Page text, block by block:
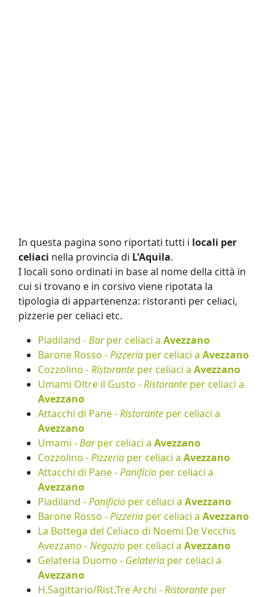
In questa pagina sono riportati tutti i locali per
celiaci nella provincia di L'Aquila.
I locali sono ordinati in base al nome della città in
cui si trovano e in corsivo viene ripotata la
tipologia di appartenenza: ristoranti per celiaci,
pizzerie per celiaci etc.
Piadiland -Barper celiaci a Avezzano
Barone Rosso -Pizzeria per celiaci a Avezzano
Cozzolino -Ristorante per celiaci a Avezzano
Umami Oltre il Gusto -Ristorante per celiaci a
Avezzano
Attacchi di Pane -Ristorante per celiaci a
Avezzano
Umami -Barper celiaci a Avezzano
Cozzolino -Pizzeria per celiaci a Avezzano
Attacchi di Pane -Panificio per celiaci a
Avezzano
Piadiland -Panificio per celiaci a Avezzano
Barone Rosso -Pizzeria per celiaci a Avezzano
La Bottega del Celiaco di Noemi De Vecchis
Avezzano -Negozio per celiaci a Avezzano
Gelateria Duomo - Gelateria per celiaci a
Avezzano
H.Sagittario/Rist.Tre Archi -Ristorante per